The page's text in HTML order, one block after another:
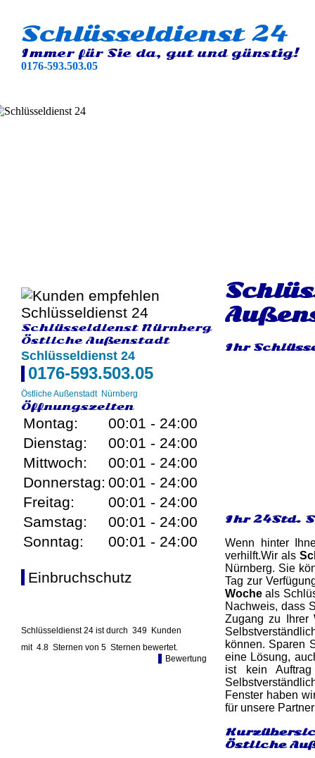
Schlüsseldienst 24
Immer für Sie da, gut und günstig!
0176-593.503.05
Schlüsseldienst Nürnberg
Östliche Außenstadt
Schlüsseldienst 24
0176-593.503.05
Östliche Außenstadt Nürnberg
Öffnungszeiten
Montag:
00:01 - 24:00
Dienstag:
00:01 - 24:00
Mittwoch:
00:01 - 24:00
Donnerstag: 00:01 - 24:00
Freitag:
00:01 - 24:00
Samstag:
00:01 - 24:00
Sonntag:
00:01 - 24:00
Einbruchschutz
Schlüsseldienst 24 ist durch 349 Kunden
mit 4.8 Sternen von 5 Sternen bewertet.
Bewertung
Ihr
Ihr 24Std.
Wenn hinter
verhilft.Wir als
Nürnberg. Sie
Tag zur
Woche als
Nachweis, dass
Zugang zu Ihrer
können. Sparen
eine Lösung,
ist kein
Fenster haben
für unsere
Östliche